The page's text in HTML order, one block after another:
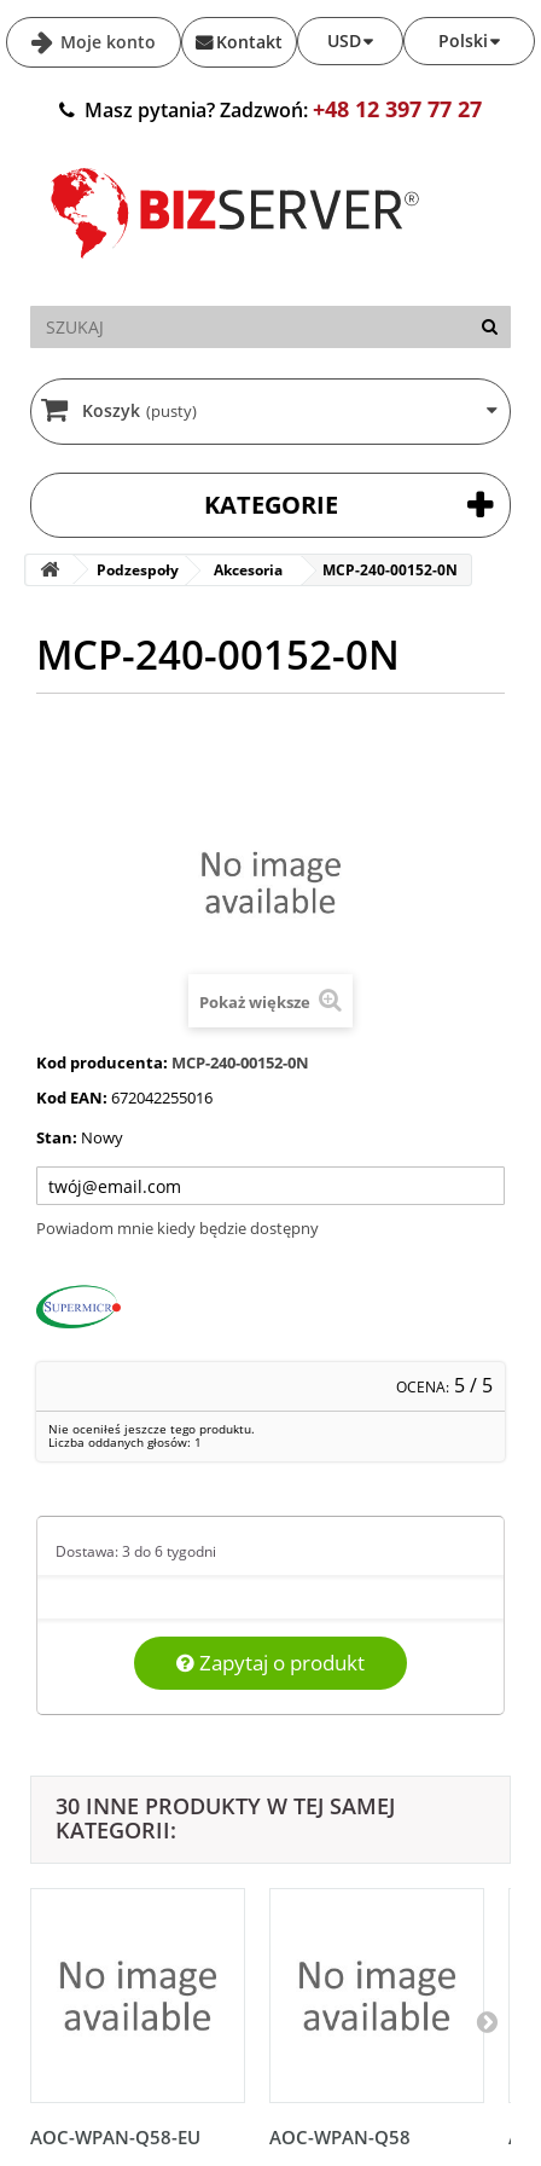
Moje konto Polski
USD
Kontakt
Masz pytania? Zadzwoń:+48 12 397 77 27
Koszyk (pusty)
KATEGORIE
Podzespoły Akcesoria MCP-240-00152-0N
MCP-240-00152-0N
Pokaż większe
Kod producenta: MCP-240-00152-0N
Kod EAN: 672042255016
Stan: Nowy
Powiadom mnie kiedy będzie dostępny
OCENA: 5/ 5
Nie oceniłeś jeszcze tego produktu.
Liczba oddanych głosów: 1
Dostawa: 3 do 6 tygodni
Zapytaj o produkt
30 INNE PRODUKTY W TEJ SAMEJ
KATEGORII:
AOC-WPAN-Q58-EU AOC-WPAN-Q58